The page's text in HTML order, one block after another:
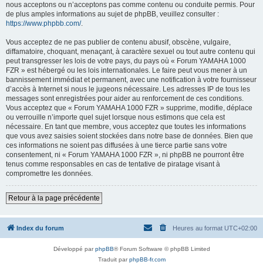
nous acceptons ou n’acceptons pas comme contenu ou conduite permis. Pour
de plus amples informations au sujet de phpBB, veuillez consulter :
https://www.phpbb.com/.
Vous acceptez de ne pas publier de contenu abusif, obscène, vulgaire,
diffamatoire, choquant, menaçant, à caractère sexuel ou tout autre contenu qui
peut transgresser les lois de votre pays, du pays où « Forum YAMAHA 1000
FZR » est hébergé ou les lois internationales. Le faire peut vous mener à un
bannissement immédiat et permanent, avec une notification à votre fournisseur
d’accès à Internet si nous le jugeons nécessaire. Les adresses IP de tous les
messages sont enregistrées pour aider au renforcement de ces conditions.
Vous acceptez que « Forum YAMAHA 1000 FZR » supprime, modifie, déplace
ou verrouille n’importe quel sujet lorsque nous estimons que cela est
nécessaire. En tant que membre, vous acceptez que toutes les informations
que vous avez saisies soient stockées dans notre base de données. Bien que
ces informations ne soient pas diffusées à une tierce partie sans votre
consentement, ni « Forum YAMAHA 1000 FZR », ni phpBB ne pourront être
tenus comme responsables en cas de tentative de piratage visant à
compromettre les données.
Retour à la page précédente
Index du forum Heures au format UTC+02:00
Développé parphpBB® Forum Software © phpBB Limited
Traduit parphpBB-fr.com